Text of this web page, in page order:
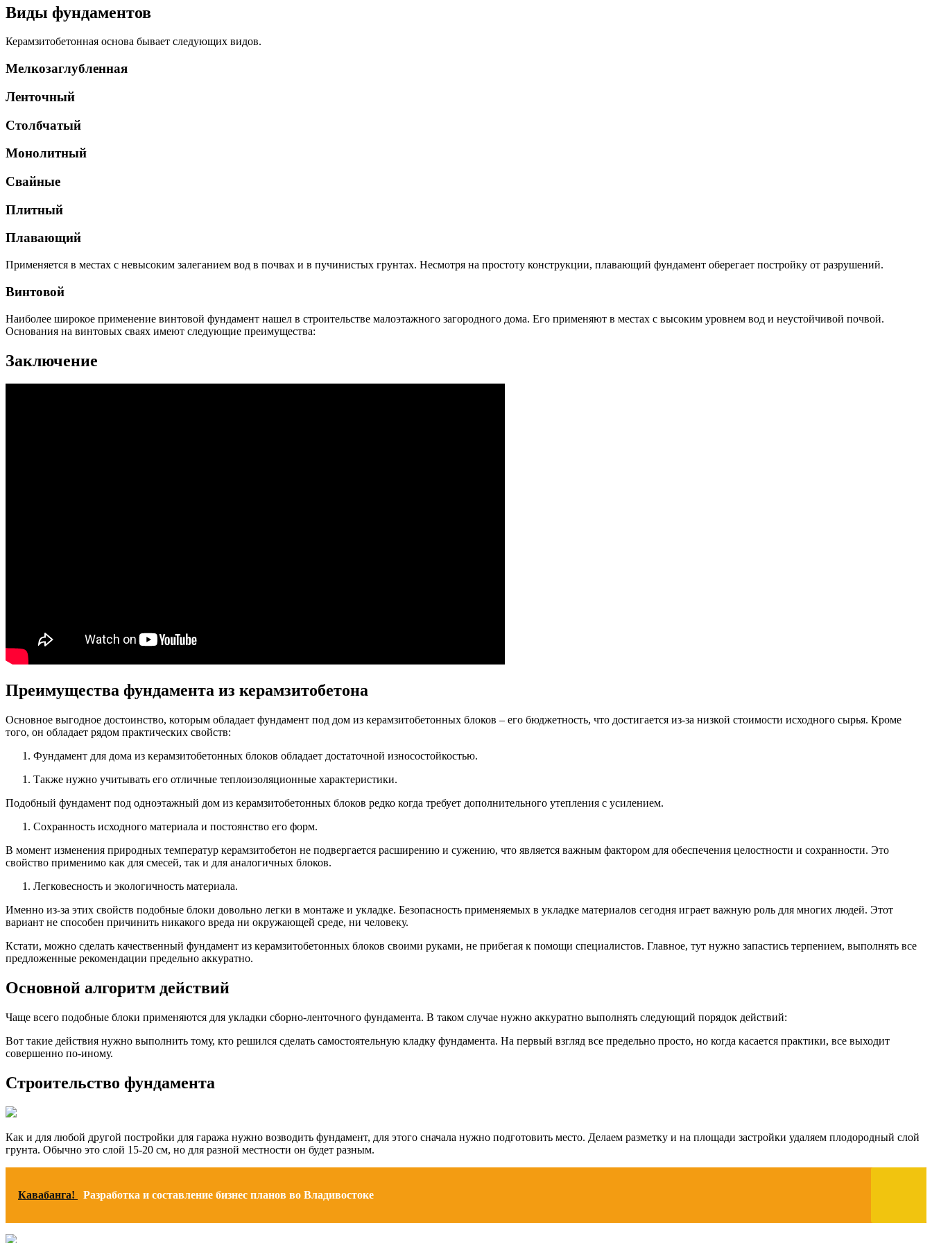
Виды фундаментов
Керамзитобетонная основа бывает следующих видов.
Мелкозаглубленная
Ленточный
Столбчатый
Монолитный
Свайные
Плитный
Плавающий
Применяется в местах с невысоким залеганием вод в почвах и в пучинистых грунтах. Несмотря на простоту конструкции, плавающий фундамент оберегает постройку от разрушений.
Винтовой
Наиболее широкое применение винтовой фундамент нашел в строительстве малоэтажного загородного дома. Его применяют в местах с высоким уровнем вод и неустойчивой почвой.
Основания на винтовых сваях имеют следующие преимущества:
Заключение
Преимущества фундамента из керамзитобетона
Основное выгодное достоинство, которым обладает фундамент под дом из керамзитобетонных блоков – его бюджетность, что достигается из-за низкой стоимости исходного сырья. Кроме
того, он обладает рядом практических свойств:
Фундамент для дома из керамзитобетонных блоков обладает достаточной износостойкостью.
Также нужно учитывать его отличные теплоизоляционные характеристики.
Подобный фундамент под одноэтажный дом из керамзитобетонных блоков редко когда требует дополнительного утепления с усилением.
Сохранность исходного материала и постоянство его форм.
В момент изменения природных температур керамзитобетон не подвергается расширению и сужению, что является важным фактором для обеспечения целостности и сохранности. Это
свойство применимо как для смесей, так и для аналогичных блоков.
Легковесность и экологичность материала.
Именно из-за этих свойств подобные блоки довольно легки в монтаже и укладке. Безопасность применяемых в укладке материалов сегодня играет важную роль для многих людей. Этот
вариант не способен причинить никакого вреда ни окружающей среде, ни человеку.
Кстати, можно сделать качественный фундамент из керамзитобетонных блоков своими руками, не прибегая к помощи специалистов. Главное, тут нужно запастись терпением, выполнять все
предложенные рекомендации предельно аккуратно.
Основной алгоритм действий
Чаще всего подобные блоки применяются для укладки сборно-ленточного фундамента. В таком случае нужно аккуратно выполнять следующий порядок действий:
Вот такие действия нужно выполнить тому, кто решился сделать самостоятельную кладку фундамента. На первый взгляд все предельно просто, но когда касается практики, все выходит
совершенно по-иному.
Строительство фундамента
Как и для любой другой постройки для гаража нужно возводить фундамент, для этого сначала нужно подготовить место. Делаем разметку и на площади застройки удаляем плодородный слой
грунта. Обычно это слой 15-20 см, но для разной местности он будет разным.
Кавабанга! Разработка и составление бизнес планов во Владивостоке